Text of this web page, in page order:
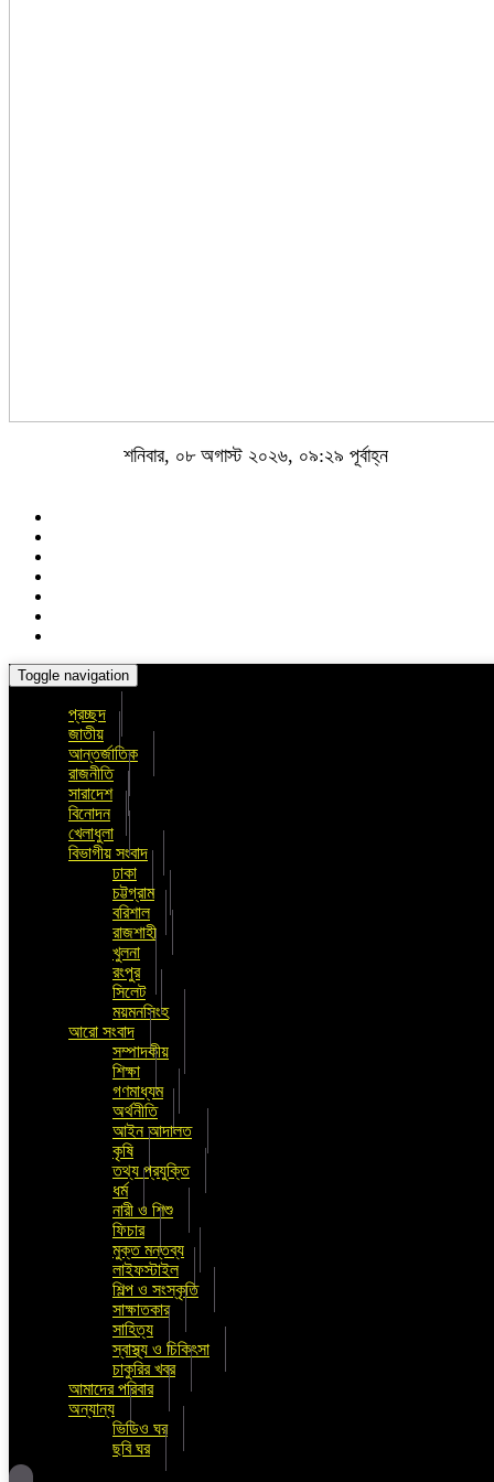
শনিবার, ০৮ অগাস্ট ২০২৬, ০৯:২৯ পূর্বাহ্ন
Toggle navigation
প্রচ্ছদ
জাতীয়
আন্তর্জাতিক
রাজনীতি
সারাদেশ
বিনোদন
খেলাধুলা
বিভাগীয় সংবাদ
ঢাকা
চট্টগ্রাম
বরিশাল
রাজশাহী
খুলনা
রংপুর
সিলেট
ময়মনসিংহ
আরো সংবাদ
সম্পাদকীয়
শিক্ষা
গণমাধ্যম
অর্থনীতি
আইন আদালত
কৃষি
তথ্য প্রযুক্তি
ধর্ম
নারী ও শিশু
ফিচার
মুক্ত মন্তব্য
লাইফস্টাইল
শিল্প ও সংস্কৃতি
সাক্ষাতকার
সাহিত্য
স্বাস্থ্য ও চিকিৎসা
চাকুরির খবর
আমাদের পরিবার
অন্যান্য
ভিডিও ঘর
ছবি ঘর